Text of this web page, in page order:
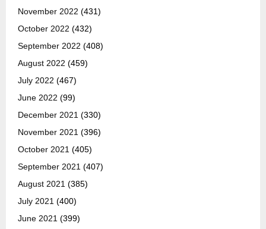
November 2022 (431)
October 2022 (432)
September 2022 (408)
August 2022 (459)
July 2022 (467)
June 2022 (99)
December 2021 (330)
November 2021 (396)
October 2021 (405)
September 2021 (407)
August 2021 (385)
July 2021 (400)
June 2021 (399)